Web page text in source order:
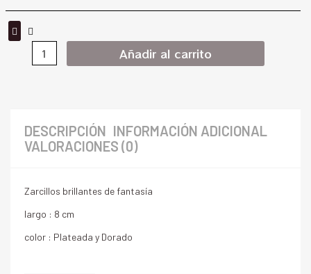
Añadir al carrito
DESCRIPCIÓN INFORMACIÓN ADICIONAL
VALORACIONES (0)
Zarcillos brillantes de fantasía
largo : 8 cm
color : Plateada y Dorado